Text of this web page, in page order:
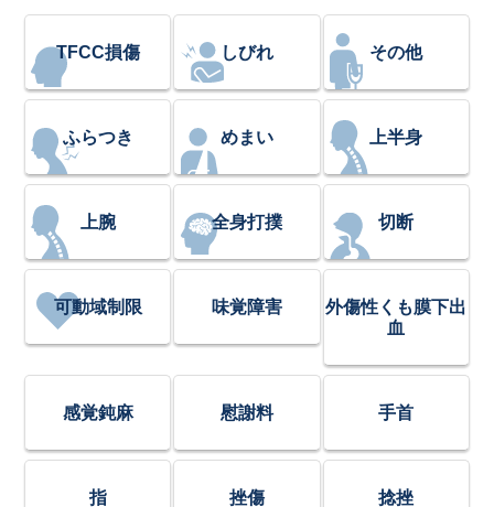
TFCC損傷 しびれ その他
ふらつき めまい 上半身
上腕 全身打撲 切断
可動域制限 味覚障害
外傷性くも膜下出
血
感覚鈍麻 慰謝料 手首
指 挫傷 捻挫